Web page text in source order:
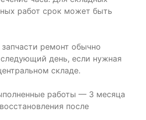
работ срок может быть
ремонт обычно
день, если нужная
складе.
работы — 3 месяца
после